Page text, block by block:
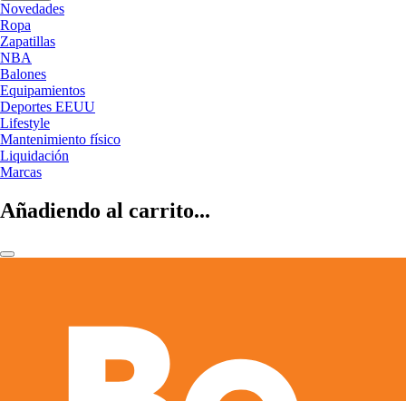
Novedades
Ropa
Zapatillas
NBA
Balones
Equipamientos
Deportes EEUU
Lifestyle
Mantenimiento físico
Liquidación
Marcas
Añadiendo al carrito...